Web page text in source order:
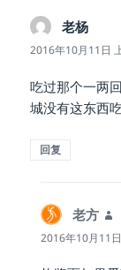
老杨
道：
2016年10月11日
吃过那个一两
城没有这东西
回复
老方
2016年10月11